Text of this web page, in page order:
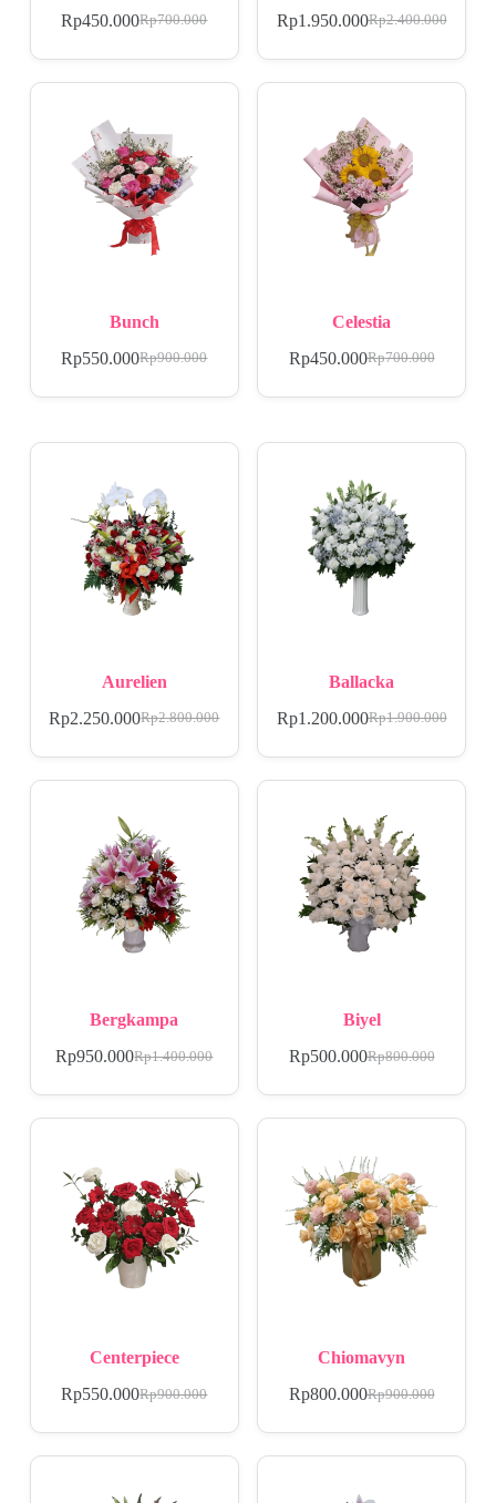
Rp700.000
Rp450.000 Rp2.400.000
Rp1.950.000
Bunch
Rp900.000
Rp550.000
Celestia
Rp700.000
Rp450.000
Aurelien
Rp2.800.000
Rp2.250.000
Ballacka
Rp1.900.000
Rp1.200.000
Bergkampa
Rp1.400.000
Rp950.000
Biyel
Rp800.000
Rp500.000
Centerpiece
Rp900.000
Rp550.000
Chiomavyn
Rp900.000
Rp800.000